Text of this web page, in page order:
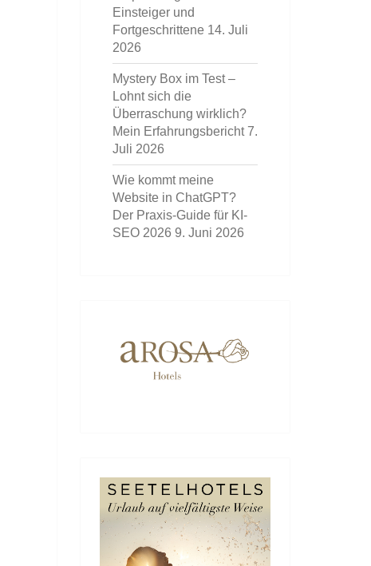
Einsteiger und
Fortgeschrittene 14. Juli
2026
Mystery Box im Test –
Lohnt sich die
Überraschung wirklich?
Mein Erfahrungsbericht 7.
Juli 2026
Wie kommt meine
Website in ChatGPT?
Der Praxis-Guide für KI-
SEO 2026 9. Juni 2026